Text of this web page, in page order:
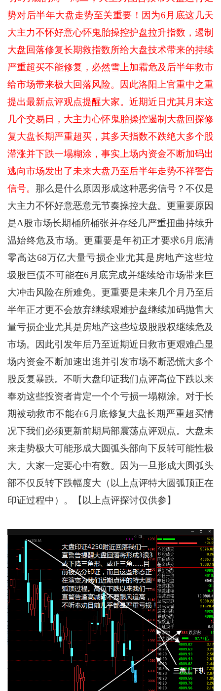
势对后半年大盘走势至关重要！因为6月底这几天
大主力不怀好意心怀鬼胎操控护盘拉升指数，遏制
大盘回落修复长期救指数所给大盘技术带来的持续
严重超买不能修复，必然雪上加霜危及后半年救市
给市场带来极大回落风险。因此洛阳上官重中之重
提出最新点评观点提醒大家。近期近日尤其月末这
几个交易日，大主力心怀鬼胎操控遏制大盘回探修
复大盘长期严重超买，其多天指数不跌绝大多个股
滞涨并下跌一塌糊涂，事实上场内资金不断加码出
逃向市场发出了未来大盘乃至后半年走势不祥警告
信号。 那么是什么原因形成这种恶劣信号？不仅是
大主力不怀好意恶意无节奏操控大盘。更重要原因
是A股市场长期桶所桶张并存经几严重扭曲持续升
温始终危及市场。更重要是年初正才要求6月底清
零高达68万亿大量亏损企业尤其是房地产这些垃
圾股巨债不可能在6月底完成并继续给市场带来巨
大冲击风险在所难免。更重要是未来几个月乃至后
半年正才更不会放弃继续艰难护盘继续加码抛售大
量亏损企业尤其是房地产这些垃圾股股权继续危及
市场。因此引发年后乃至近期近日救市更艰难凸显
场内资金不断加速出逃并引发市场不断恐慌大多个
股反复暴跌。不听大盘印证我们点评高位下跌以来
奉劝这些投资者肯定一个个亏损一塌糊涂。对于长
期被动救市不能在6月底修复大盘长期严重超买情
况下我们必须更新前期局部震荡点评观点。大盘未
来走势极大可能形成大圆弧头部向下反转可能性极
大。大家一定要心中有数。因为一旦形成大圆弧头
部不仅反转下跌幅度大（以上点评特大圆弧顶正在
印证过程中）。【以上点评探讨仅供参】